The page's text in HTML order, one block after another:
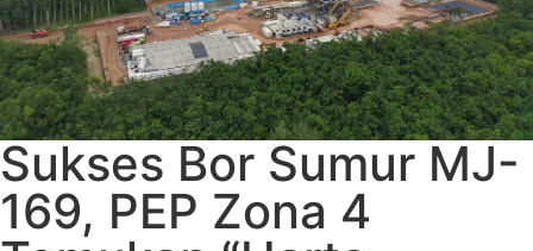
Sukses Bor Sumur MJ-
169, PEP Zona 4